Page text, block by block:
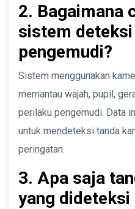
2. Bagaimana
sistem
pengemudi?
Sistem menggunakan
memantau wajah, pupil,
perilaku pengemudi. Data
untuk mendeteksi tanda
peringatan.
3. Apa saja
yang